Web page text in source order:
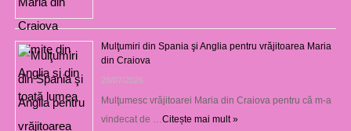
Mulţumiri din Spania şi Anglia pentru vrăjitoarea Maria
din Craiova
28/07/2026
Mulţumesc vrăjitoarei Maria din Craiova pentru că m-a
vindecat de … Citește mai mult »